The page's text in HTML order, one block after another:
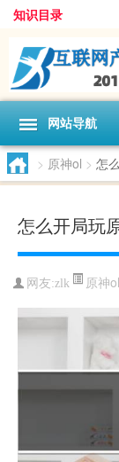
知识目录
网站导航
> 原神ol > 怎
怎么开局玩
网友:zlk 原神ol